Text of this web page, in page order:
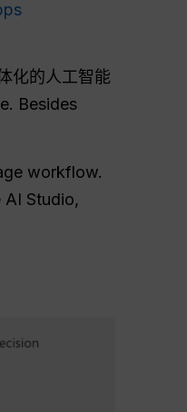
化的人工智能
Besides
workflow.
AI Studio,